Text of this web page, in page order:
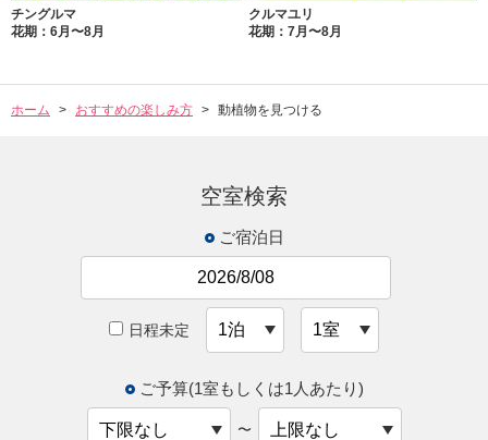
チングルマ
花期：6月〜8月
クルマユリ
花期：7月〜8月
ホーム おすすめの楽しみ方 動植物を見つける
空室検索
ご宿泊日
日程未定
ご予算(1室もしくは1人あたり)
〜